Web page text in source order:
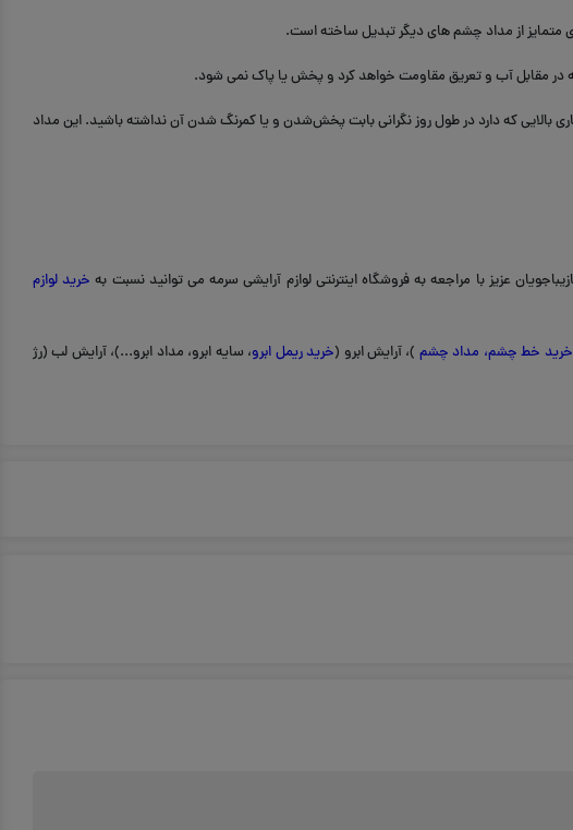
در مقابل آب و تعریق مقاومت خواهد کرد و پخش یا پاک نمی شود.
بالایی که دارد در طول روز نگرانی بابت پخش‌شدن و یا کمرنگ شدن آن نداشته باشید. این مداد
عزیز با مراجعه به فروشگاه اینترنتی لوازم آرایشی سرمه می توانید نسبت به خرید لوازم
خرید خط چشم، مداد چشم )، آرایش ابرو (خرید ریمل ابرو، سایه ابرو، مداد ابرو...)، آرایش لب (رژ